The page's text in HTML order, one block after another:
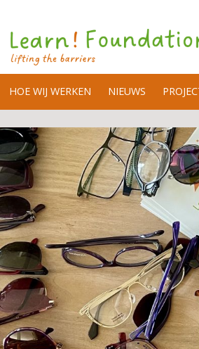
HOE WIJ WERKEN NIEUWS